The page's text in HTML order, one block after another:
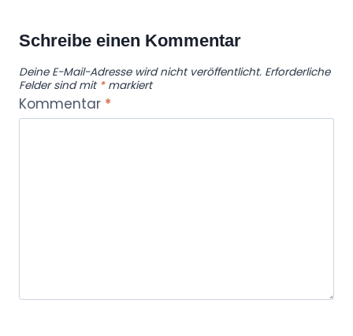
Schreibe einen Kommentar
Deine E-Mail-Adresse wird nicht veröffentlicht. Erforderliche
Felder sind mit *markiert
Kommentar *